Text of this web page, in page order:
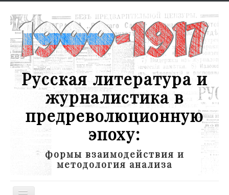
Русская литература и
журналистика в
предреволюционную
эпоху:
формы взаимодействия и
методология анализа